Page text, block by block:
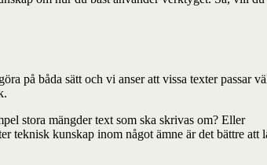
på båda sätt och vi anser att vissa texter passar
stora mängder text som ska skrivas om? Eller
teknisk kunskap inom något ämne är det bättre att